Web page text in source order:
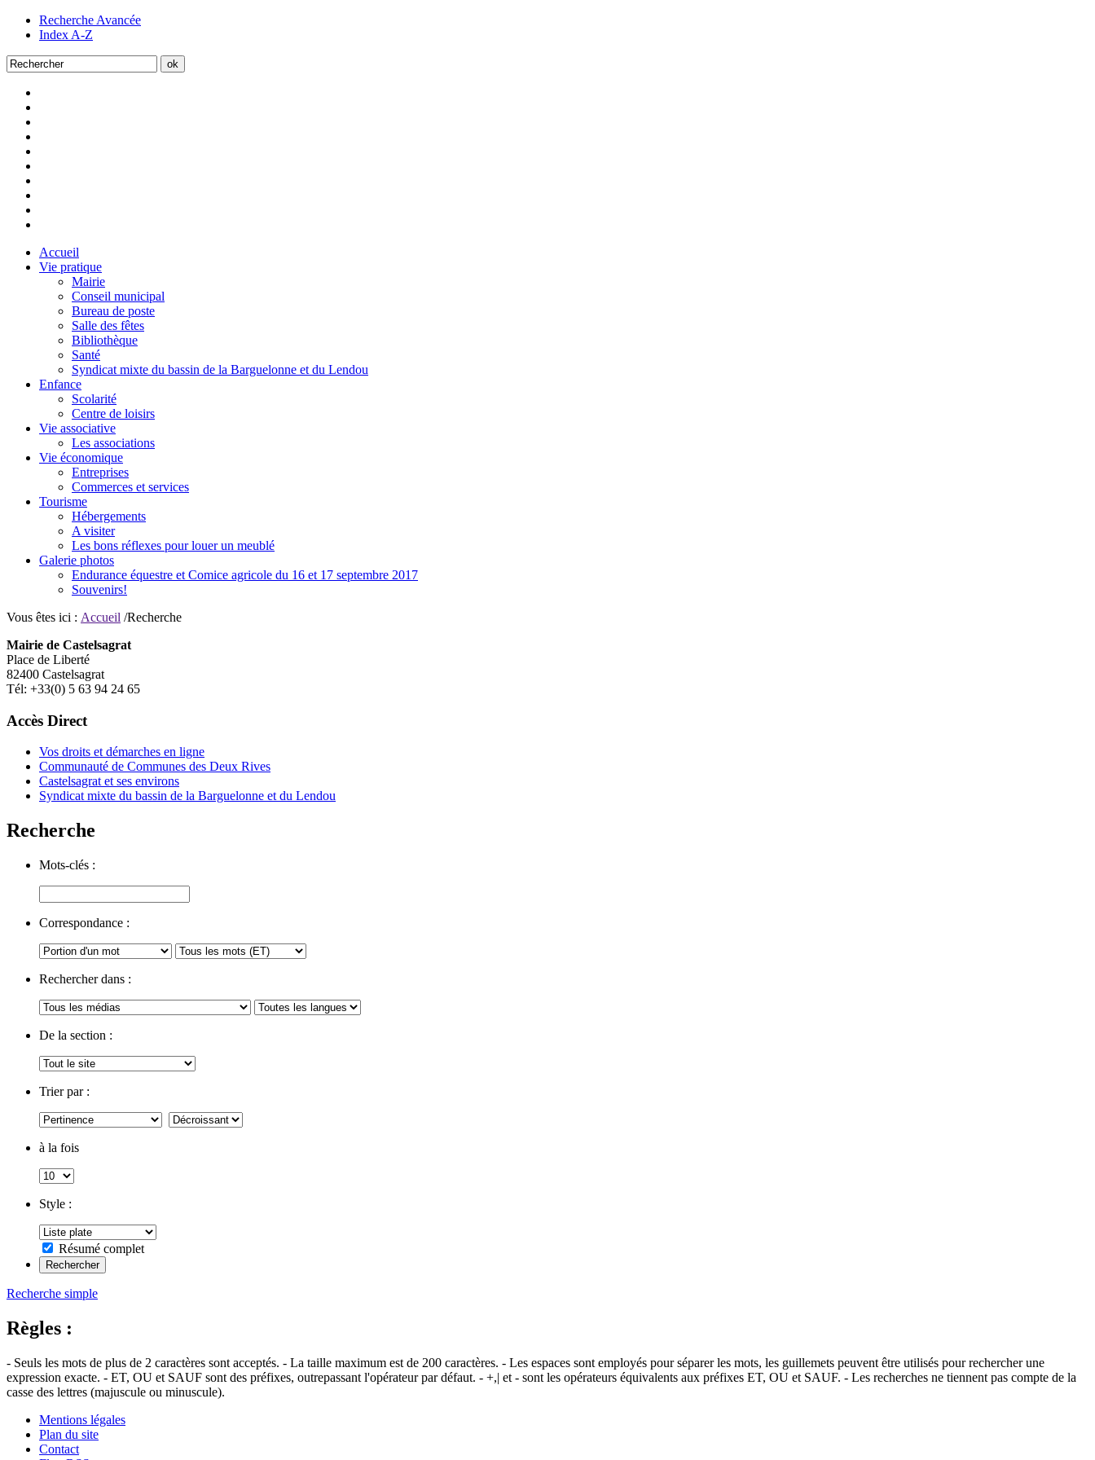
Recherche Avancée
Index A-Z
Accueil
Vie pratique
Mairie
Conseil municipal
Bureau de poste
Salle des fêtes
Bibliothèque
Santé
Syndicat mixte du bassin de la Barguelonne et du Lendou
Enfance
Scolarité
Centre de loisirs
Vie associative
Les associations
Vie économique
Entreprises
Commerces et services
Tourisme
Hébergements
A visiter
Les bons réflexes pour louer un meublé
Galerie photos
Endurance équestre et Comice agricole du 16 et 17 septembre 2017
Souvenirs!
Vous êtes ici : Accueil /Recherche
Mairie de Castelsagrat
Place de Liberté
82400 Castelsagrat
Tél: +33(0) 5 63 94 24 65
Accès Direct
Vos droits et démarches en ligne
Communauté de Communes des Deux Rives
Castelsagrat et ses environs
Syndicat mixte du bassin de la Barguelonne et du Lendou
Recherche
Mots-clés :
Correspondance :
Rechercher dans :
De la section :
Trier par :
à la fois
Style :
Résumé complet
Recherche simple
Règles :
- Seuls les mots de plus de 2 caractères sont acceptés. - La taille maximum est de 200 caractères. - Les espaces sont employés pour séparer les mots, les guillemets peuvent être utilisés pour rechercher une
expression exacte. - ET, OU et SAUF sont des préfixes, outrepassant l'opérateur par défaut. - +,| et - sont les opérateurs équivalents aux préfixes ET, OU et SAUF. - Les recherches ne tiennent pas compte de la
casse des lettres (majuscule ou minuscule).
Mentions légales
Plan du site
Contact